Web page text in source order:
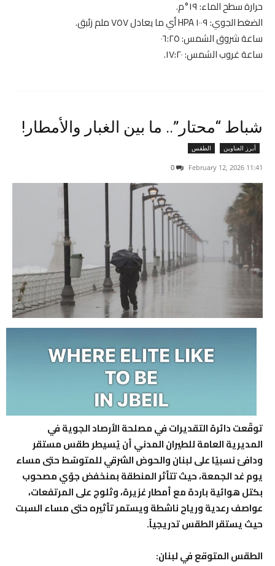
حرارة سطح الماء: ١٩°م.
الضغط الجوي: ١٠٠٩ HPA أي ما يعادل ٧٥٧ ملم زئبق.
ساعة شروق الشمس: ٠٦:٢٥
ساعة غروب الشمس: ١٧:٢٠.
شباط “محتار”.. ما بين الغبار والأمطار!
أبرز العناوين الطقس
11:41 2026 ,February 12
توقّعت دائرة التقديرات في مصلحة الأرصاد الجوية في
المديرية العامة للطيران المدني أن يُسيطر طقس مستقر
ودافئ نسبيًا على لبنان والحوض الشرقي للمتوسّط حتى مساء
يوم غد الجمعة، حيث تتأثر المنطقة بمنخفض جوّي مصحوب
بكتل هوائية باردة مع أمطار غزيرة، وثلوج على المرتفعات،
عواصف رعدية ورياح ناشطة ويستمر تأثيره حتى مساء السبت
حيث يستقر الطقس تدريجياً.
الطقس المتوقع في لبنان: